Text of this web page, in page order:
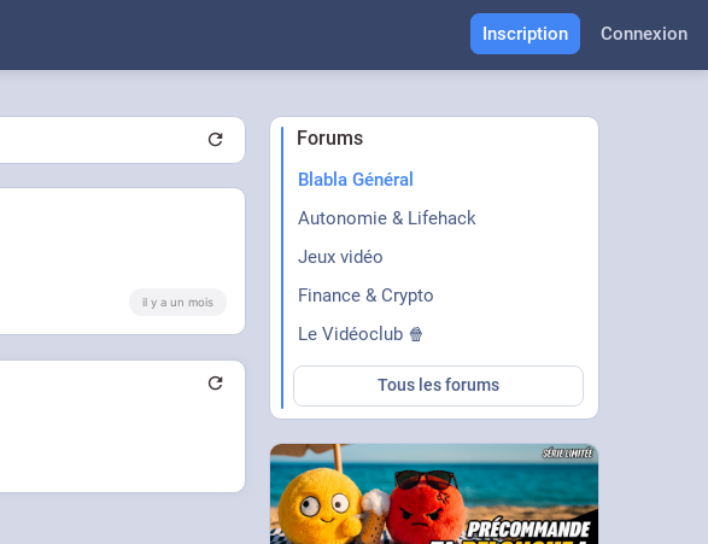
Inscription Connexion
il y a un mois
Forums
Blabla Général
Autonomie & Lifehack
Jeux vidéo
Finance & Crypto
Le Vidéoclub 🍿
Tous les forums